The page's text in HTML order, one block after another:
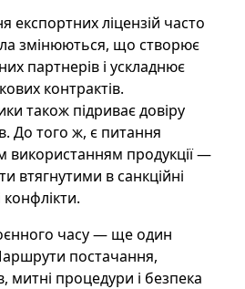
ліцензій часто
змінюються, що створює
партнерів і ускладнює
контрактів.
також підриває довіру
До того ж, є питання
використанням продукції —
втягнутими в санкційні
часу — ще один
постачання,
митні процедури і безпека